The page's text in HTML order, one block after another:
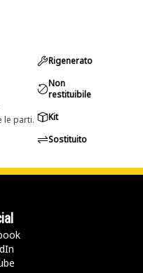
le parti.
Rigenerato
Non
restituibile
Kit
Sostituito